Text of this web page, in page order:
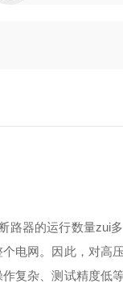
器的运行数量zui
电网。因此，对高
复杂、测试精度低